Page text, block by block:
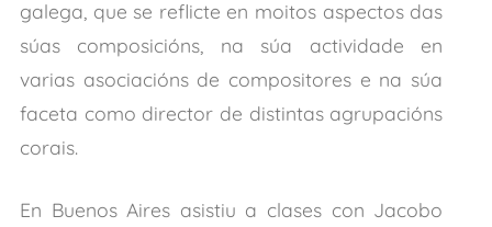
galega, que se reflicte en moitos aspectos das
súas composicións, na súa actividade en
varias asociacións de compositores e na súa
faceta como director de distintas agrupacións
corais.
En Buenos Aires asistiu a clases con Jacobo